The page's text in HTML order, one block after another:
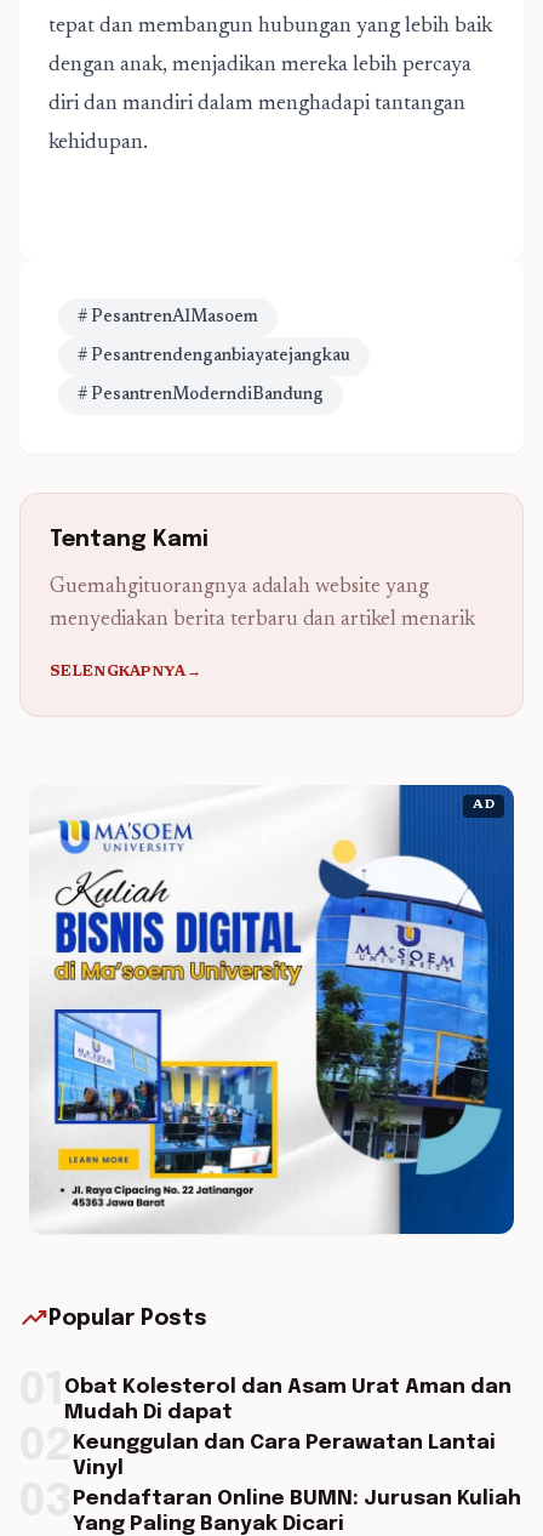
tepat dan membangun hubungan yang lebih baik
dengan anak, menjadikan mereka lebih percaya
diri dan mandiri dalam menghadapi tantangan
kehidupan.
# PesantrenAlMasoem
# Pesantrendenganbiayatejangkau
# PesantrenModerndiBandung
Tentang Kami
Guemahgituorangnya adalah website yang
menyediakan berita terbaru dan artikel menarik
SELENGKAPNYA→
AD
trending_up Popular Posts
Obat Kolesterol dan Asam Urat Aman dan
Mudah Di dapat
Keunggulan dan Cara Perawatan Lantai
Vinyl
Pendaftaran Online BUMN: Jurusan Kuliah
Yang Paling Banyak Dicari